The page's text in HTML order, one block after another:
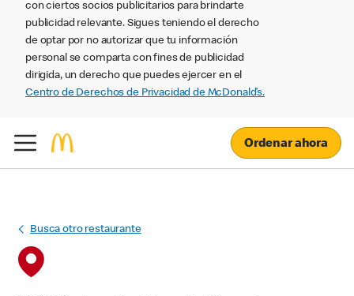
con ciertos socios publicitarios para brindarte
publicidad relevante. Sigues teniendo el derecho
de optar por no autorizar que tu información
personal se comparta con fines de publicidad
dirigida, un derecho que puedes ejercer en el
Centro de Derechos de Privacidad de McDonald’s.
Ordenar ahora
Busca otro restaurante